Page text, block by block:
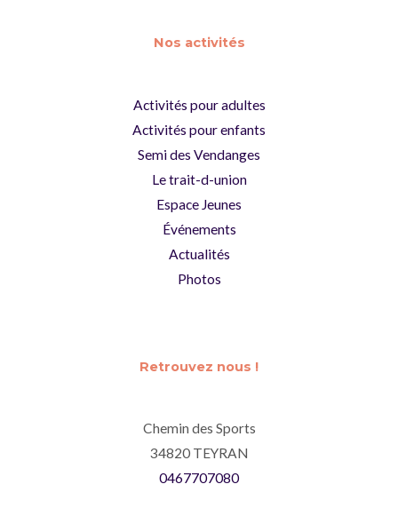
Nos activités
Activités pour adultes
Activités pour enfants
Semi des Vendanges
Le trait-d-union
Espace Jeunes
Événements
Actualités
Photos
Retrouvez nous !
Chemin des Sports
34820 TEYRAN
0467707080